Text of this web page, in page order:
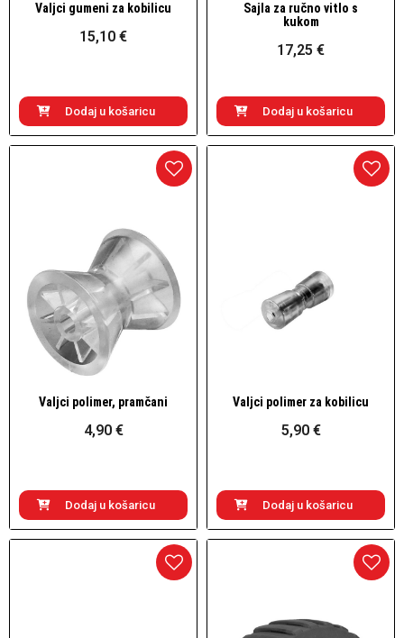
Brzi pogled
Valjci gumeni za kobilicu
15,10 €
Dodaj u košaricu
Brzi pogled
Sajla za ručno vitlo s
kukom
17,25 €
Dodaj u košaricu
Brzi pogled
Valjci polimer, pramčani
4,90 €
Dodaj u košaricu
Brzi pogled
Valjci polimer za kobilicu
5,90 €
Dodaj u košaricu